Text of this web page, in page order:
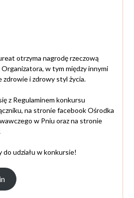
otrzyma nagrodę rzeczową
w tym między innymi
zdrowie i zdrowy styl życia.
z Regulaminem konkursu
na stronie facebook Ośrodka
w Pniu oraz na stronie
do udziału w konkursie!